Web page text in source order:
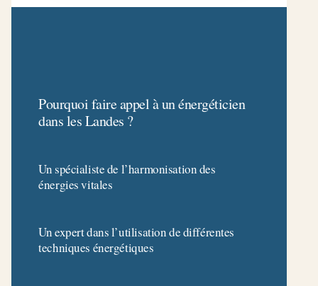
Pourquoi faire appel à un énergéticien
dans les Landes ?
Un spécialiste de l’harmonisation des
énergies vitales
Un expert dans l’utilisation de différentes
techniques énergétiques